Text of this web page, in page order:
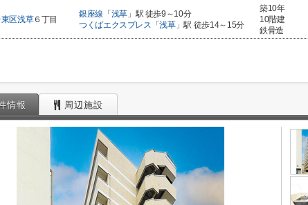
区浅草６丁目
銀座線 「 浅草」駅 徒歩9～10分
つくばエクスプレス 「浅草」駅 徒歩14～15分
築10年
10階建
鉄骨造
情報 周辺施設